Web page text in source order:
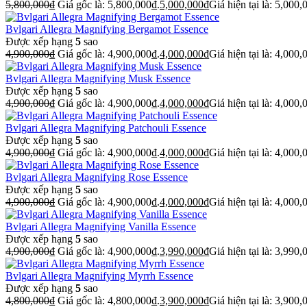
5,800,000₫ Giá gốc là: 5,800,000₫.5,000,000₫Giá hiện tại là:
Bvlgari Allegra Magnifying Bergamot Essence
Được xếp hạng 5 sao
4,900,000₫ Giá gốc là: 4,900,000₫.4,000,000₫Giá hiện tại là:
Bvlgari Allegra Magnifying Musk Essence
Được xếp hạng 5 sao
4,900,000₫ Giá gốc là: 4,900,000₫.4,000,000₫Giá hiện tại là:
Bvlgari Allegra Magnifying Patchouli Essence
Được xếp hạng 5 sao
4,900,000₫ Giá gốc là: 4,900,000₫.4,000,000₫Giá hiện tại là:
Bvlgari Allegra Magnifying Rose Essence
Được xếp hạng 5 sao
4,900,000₫ Giá gốc là: 4,900,000₫.4,000,000₫Giá hiện tại là:
Bvlgari Allegra Magnifying Vanilla Essence
Được xếp hạng 5 sao
4,900,000₫ Giá gốc là: 4,900,000₫.3,990,000₫Giá hiện tại là:
Bvlgari Allegra Magnifying Myrrh Essence
Được xếp hạng 5 sao
4,800,000₫ Giá gốc là: 4,800,000₫.3,900,000₫Giá hiện tại là: